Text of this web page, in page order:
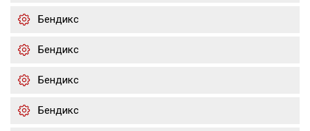
Бендикс
Бендикс
Бендикс
Бендикс